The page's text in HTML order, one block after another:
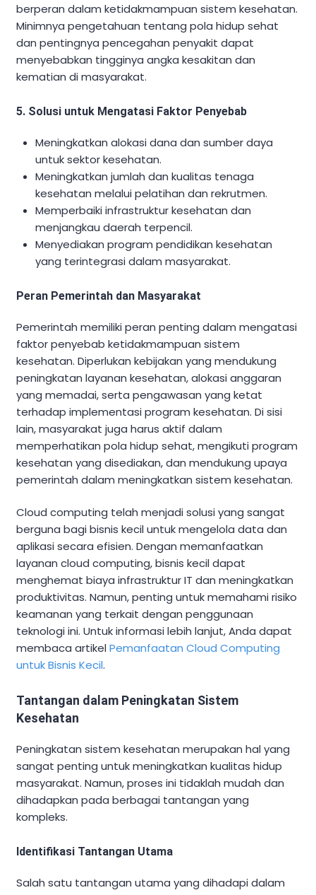
berperan dalam ketidakmampuan sistem kesehatan.
Minimnya pengetahuan tentang pola hidup sehat
dan pentingnya pencegahan penyakit dapat
menyebabkan tingginya angka kesakitan dan
kematian di masyarakat.
5. Solusi untuk Mengatasi Faktor Penyebab
Meningkatkan alokasi dana dan sumber daya
untuk sektor kesehatan.
Meningkatkan jumlah dan kualitas tenaga
kesehatan melalui pelatihan dan rekrutmen.
Memperbaiki infrastruktur kesehatan dan
menjangkau daerah terpencil.
Menyediakan program pendidikan kesehatan
yang terintegrasi dalam masyarakat.
Peran Pemerintah dan Masyarakat
Pemerintah memiliki peran penting dalam mengatasi
faktor penyebab ketidakmampuan sistem
kesehatan. Diperlukan kebijakan yang mendukung
peningkatan layanan kesehatan, alokasi anggaran
yang memadai, serta pengawasan yang ketat
terhadap implementasi program kesehatan. Di sisi
lain, masyarakat juga harus aktif dalam
memperhatikan pola hidup sehat, mengikuti program
kesehatan yang disediakan, dan mendukung upaya
pemerintah dalam meningkatkan sistem kesehatan.
Cloud computing telah menjadi solusi yang sangat
berguna bagi bisnis kecil untuk mengelola data dan
aplikasi secara efisien. Dengan memanfaatkan
layanan cloud computing, bisnis kecil dapat
menghemat biaya infrastruktur IT dan meningkatkan
produktivitas. Namun, penting untuk memahami risiko
keamanan yang terkait dengan penggunaan
teknologi ini. Untuk informasi lebih lanjut, Anda dapat
membaca artikelPemanfaatan Cloud Computing
untuk Bisnis Kecil.
Tantangan dalam Peningkatan Sistem
Kesehatan
Peningkatan sistem kesehatan merupakan hal yang
sangat penting untuk meningkatkan kualitas hidup
masyarakat. Namun, proses ini tidaklah mudah dan
dihadapkan pada berbagai tantangan yang
kompleks.
Identifikasi Tantangan Utama
Salah satu tantangan utama yang dihadapi dalam